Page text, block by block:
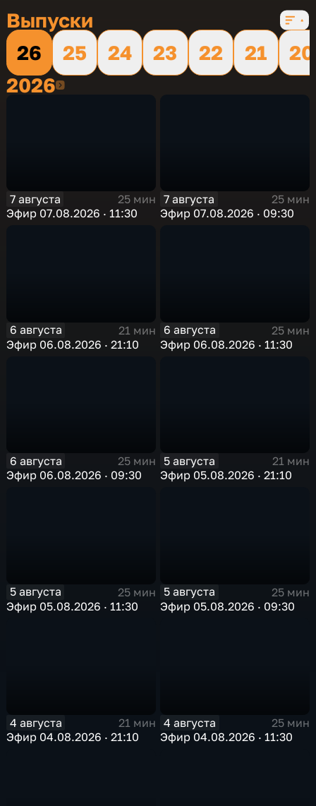
Выпуски
26
25 24 23 22 21
20
20262026
7 августа
25 мин
Эфир 07.08.2026 · 11:30
7 августа
25 мин
Эфир 07.08.2026 · 09:30
6 августа
21 мин
Эфир 06.08.2026 · 21:10
6 августа
25 мин
Эфир 06.08.2026 · 11:30
6 августа
25 мин
Эфир 06.08.2026 · 09:30
5 августа
21 мин
Эфир 05.08.2026 · 21:10
5 августа
25 мин
Эфир 05.08.2026 · 11:30
5 августа
25 мин
Эфир 05.08.2026 · 09:30
4 августа
21 мин
Эфир 04.08.2026 · 21:10
4 августа
25 мин
Эфир 04.08.2026 · 11:30